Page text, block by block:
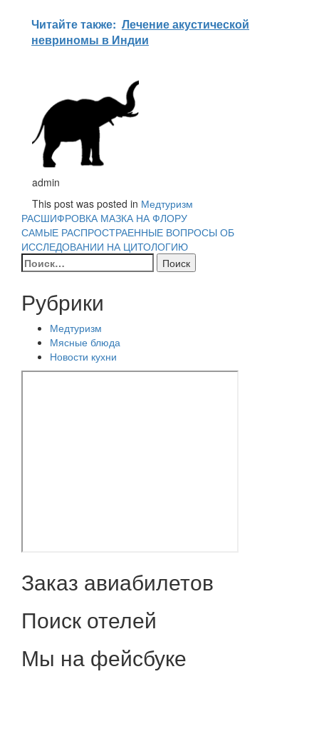
Читайте также: Лечение акустической
невриномы в Индии
admin
This post was posted in Медтуризм
Навигация
по
записям
РАСШИФРОВКА МАЗКА НА ФЛОРУ
САМЫЕ РАСПРОСТРАЕННЫЕ ВОПРОСЫ ОБ
ИССЛЕДОВАНИИ НА ЦИТОЛОГИЮ
Найти:
Рубрики
Медтуризм
Мясные блюда
Новости кухни
Заказ авиабилетов
Поиск отелей
Мы на фейсбуке